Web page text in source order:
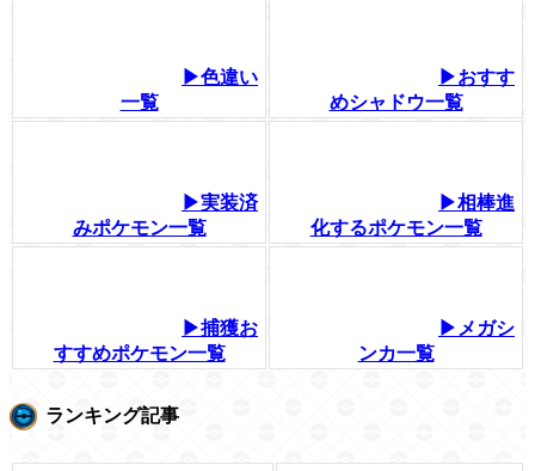
▶色違い
一覧
▶おすす
めシャドウ一覧
▶実装済
みポケモン一覧
▶相棒進
化するポケモン一覧
▶捕獲お
すすめポケモン一覧
▶メガシ
ンカ一覧
ランキング記事